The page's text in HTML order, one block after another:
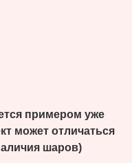
примером уже
может отличаться
шаров)